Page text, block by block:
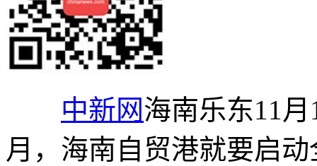
中新网海南乐东11
月，海南自贸港就要启